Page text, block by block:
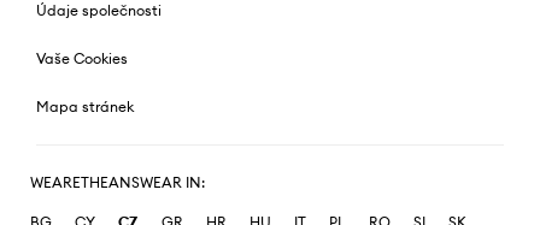
Údaje společnosti
Vaše Cookies
Mapa stránek
WEARETHEANSWEAR IN: